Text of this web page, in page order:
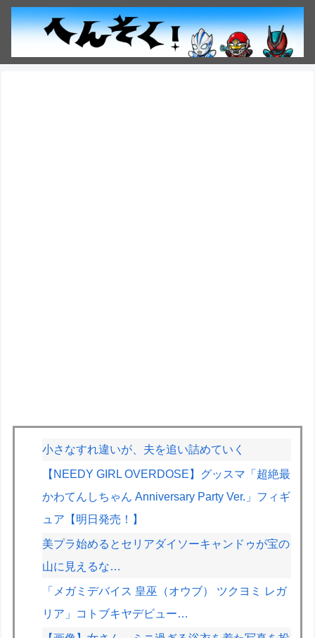
小さなすれ違いが、夫を追い詰めていく
【NEEDY GIRL OVERDOSE】グッスマ「超絶最
かわてんしちゃん Anniversary Party Ver.」フィギ
ュア【明日発売！】
美プラ始めるとセリアダイソーキャンドゥが宝の
山に見えるな…
「メガミデバイス 皇巫（オウブ） ツクヨミ レガ
リア」コトブキヤデビュー…